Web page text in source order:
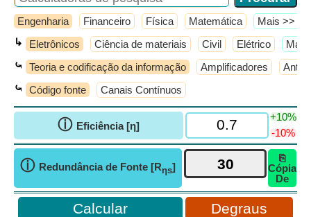
Engenharia Financeiro Física Matemática ​Mais >>
↳ Eletrônicos Ciência de materiais Civil Elétrico ​Mais
⤿ Teoria e codificação da informação Amplificadores
⤿ Código fonte Canais Contínuos
ⓘ Eficiência [η]
+10%
-10%
ⓘ Redundância de Fonte [Rηs]
⎘
Cópia
De
Degraus